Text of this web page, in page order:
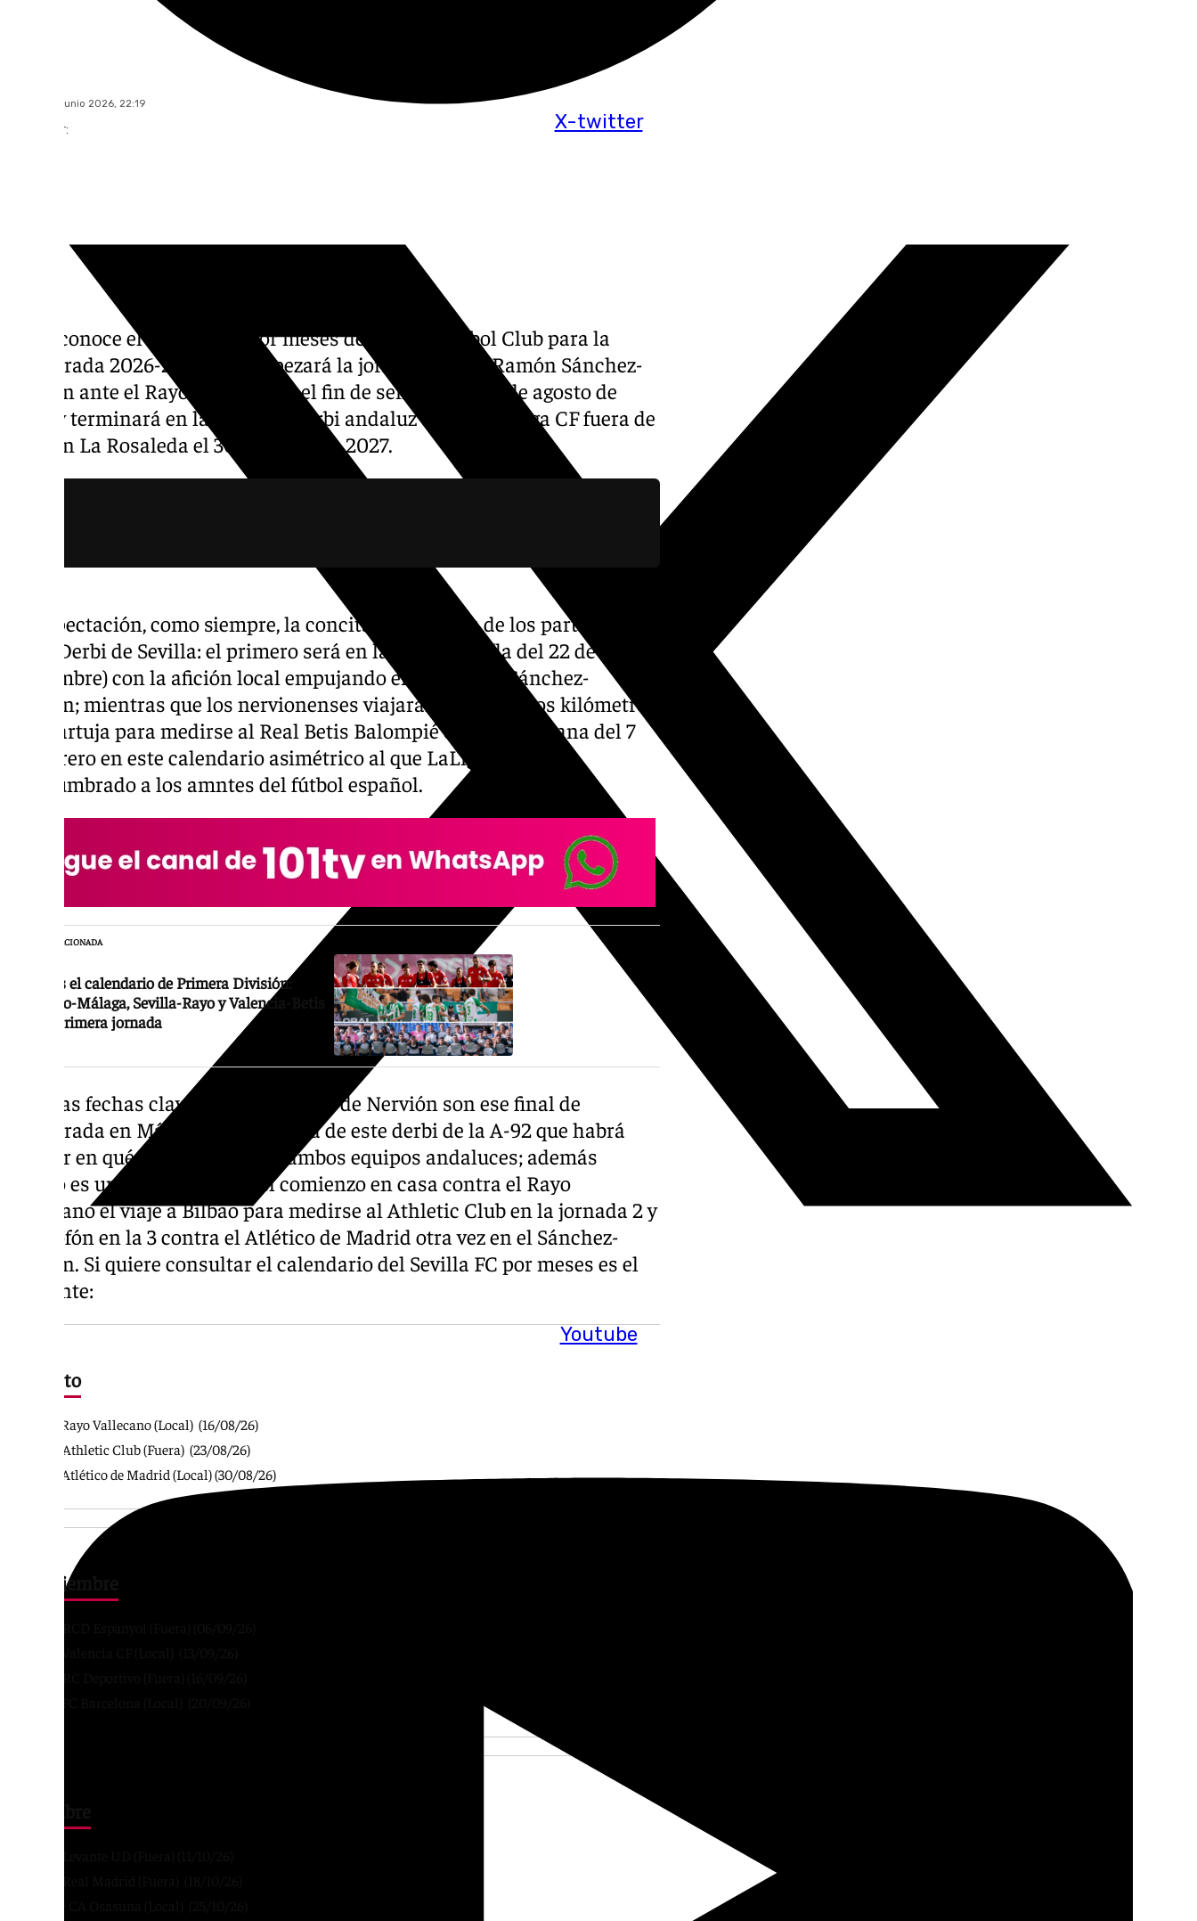
X-twitter
Youtube
martes, 30 junio 2026, 22:19
Compartir:
Ya se conoce el calendario por meses del Sevilla Fútbol Club para la
temporada 2026-2027 que empezará la jornada 1 en el Ramón Sánchez-
Pizjuán ante el Rayo Vallecano a el fin de semana del 16 de agosto de
2026 y terminará en la 38 en un derbi andaluz contra Málaga CF fuera de
casa en La Rosaleda el 30 de mayo de 2027.
La expectación, como siempre, la concitan las fechas de los partidos del
Gran Derbi de Sevilla: el primero será en la jornada 13 (la del 22 de
noviembre) con la afición local empujando en el Ramón Sánchez-
Pizjuán; mientras que los nervionenses viajarán apenas unos kilómetros
a la Cartuja para medirse al Real Betis Balompié el fin de semana del 7
de febrero en este calendario asimétrico al que LaLiga ya ha
acostumbrado a los amntes del fútbol español.
NOTICIA RELACIONADA
Este es el calendario de Primera División:
Atlético-Málaga, Sevilla-Rayo y Valencia-Betis
en la primera jornada
Algunas fechas claves para el equipo de Nervión son ese final de
temporada en Málaga con la vuelta de este derbi de la A-92 que habrá
que ver en qué situación llegan ambos equipos andaluces; además
agosto es un mes fuerte con el comienzo en casa contra el Rayo
Vallecano el viaje a Bilbao para medirse al Athletic Club en la jornada 2 y
el colofón en la 3 contra el Atlético de Madrid otra vez en el Sánchez-
Pizjuán. Si quiere consultar el calendario del Sevilla FC por meses es el
siguiente:
Agosto
J1: Rayo Vallecano (Local) (16/08/26)
J2: Athletic Club (Fuera) (23/08/26)
J3: Atlético de Madrid (Local) (30/08/26)
Septiembre